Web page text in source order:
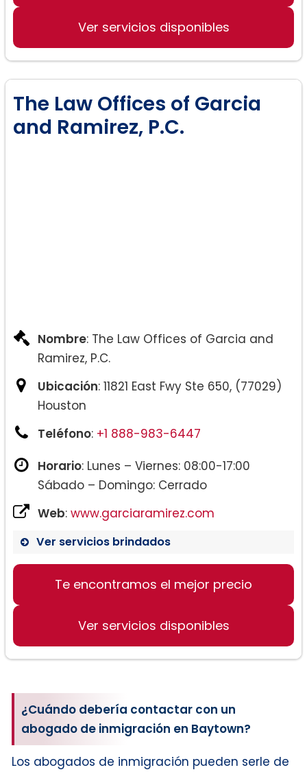
Ver servicios disponibles
The Law Offices of Garcia
and Ramirez, P.C.
Nombre: The Law Offices of Garcia and
Ramirez, P.C.
Ubicación: 11821 East Fwy Ste 650, (77029)
Houston
Teléfono: +1 888-983-6447
Horario: Lunes – Viernes: 08:00-17:00
Sábado – Domingo: Cerrado
Web: www.garciaramirez.com
Ver servicios brindados
Te encontramos el mejor precio
Ver servicios disponibles
¿Cuándo debería contactar con un
abogado de inmigración en Baytown?
Los abogados de inmigración pueden serle de